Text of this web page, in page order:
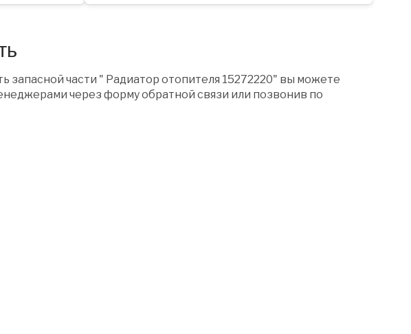
запасной части " Радиатор отопителя 15272220" вы можете
через форму обратной связи или позвонив по